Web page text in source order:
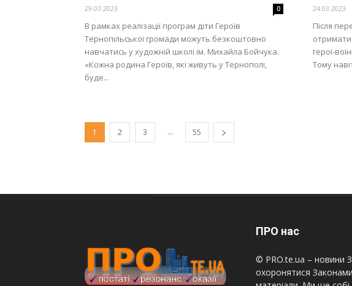
29.03.2023 0
В рамках реалізації програм діти Героїв
Тернопільської громади можуть безкоштовно
навчатись у художній школі ім. Михайла Бойчука.
«Кожна родина Героїв, які живуть у Тернополі,
буде...
24.03.2023
Після
герої-
Тому
1 2 3 ... 55
ПРО нас
© PRO.te.ua – новини
охоронятися